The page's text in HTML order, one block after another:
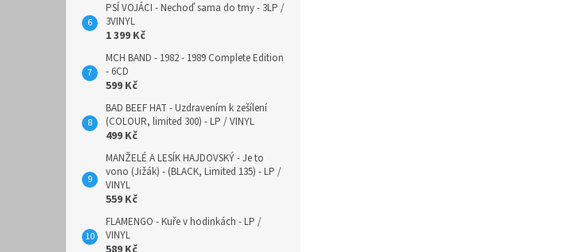
PSÍ VOJÁCI - Nechoď sama do tmy - 3LP /
3VINYL
1 399 Kč
MCH BAND - 1982 - 1989 Complete Edition
- 6CD
599 Kč
BAD BEEF HAT - Uzdravením k zešílení
(COLOUR, limited 300) - LP / VINYL
499 Kč
MANŽELÉ A LESÍK HAJDOVSKÝ - Je to
vono (Jižák) - (BLACK, Limited 135) - LP /
VINYL
559 Kč
FLAMENGO - Kuře v hodinkách - LP /
VINYL